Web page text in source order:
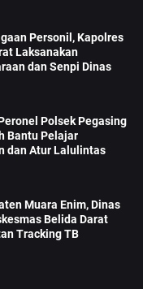
Personil, Kapolres
Laksanakan
dan Senpi Dinas
Polsek Pegasing
Bantu Pelajar
dan Atur Lalulintas
Muara Enim, Dinas
Belida Darat
Tracking TB